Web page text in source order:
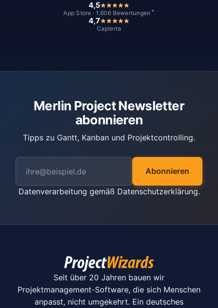
4,5
App Store · 1.606 Bewertungen *
4,7
Capterra
Merlin Project Newsletter
abonnieren
Tipps zu Gantt, Kanban und Projektcontrolling.
Abonnieren
Datenverarbeitung gemäß Datenschutzerklärung.
Seit über 20 Jahren bauen wir
Projektmanagement-Software, die sich Menschen
anpasst, nicht umgekehrt. Ein deutsches